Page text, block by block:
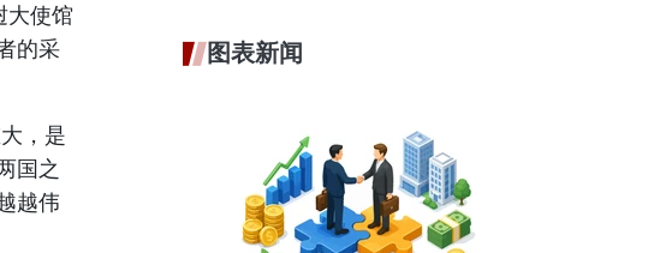
大使馆
的采
，是
国之
越伟
图表新闻